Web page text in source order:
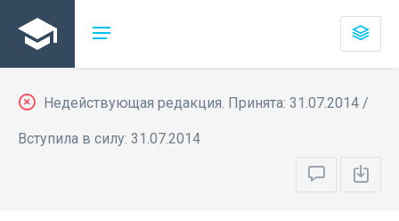
Недействующая редакция. Принята: 31.07.2014 /
Вступила в силу: 31.07.2014